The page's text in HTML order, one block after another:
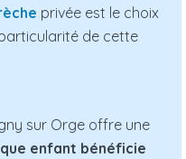
privée est le choix
de cette
sur Orge offre une
enfant bénéficie